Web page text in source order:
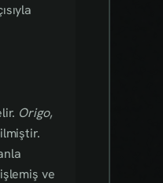
Origo,
ve